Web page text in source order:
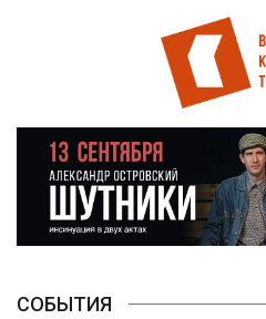
основному
содержанию
СОБЫТИЯ